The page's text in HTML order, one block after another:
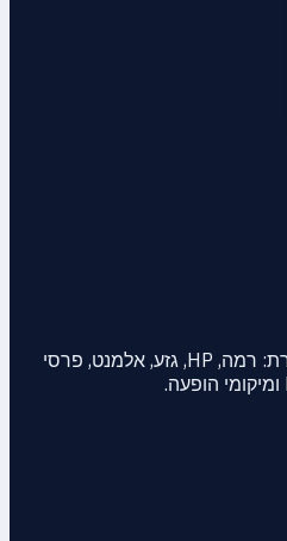
רשימה מלאה של מפלצות השרת: רמה, HP, גזע, אלמנט, פרסי